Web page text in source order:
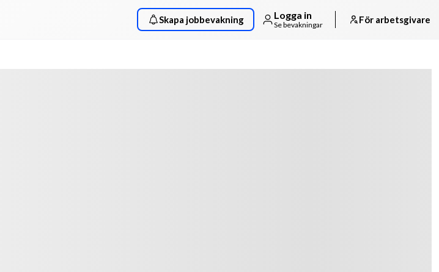
Skapa jobbevakning Logga in
Se bevakningar För arbetsgivare